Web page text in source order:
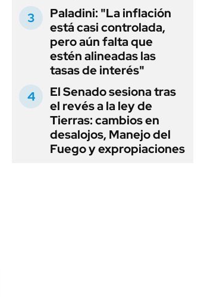
Paladini: "La inflación
está casi controlada,
pero aún falta que
estén alineadas las
tasas de interés"
El Senado sesiona tras
el revés a la ley de
Tierras: cambios en
desalojos, Manejo del
Fuego y expropiaciones